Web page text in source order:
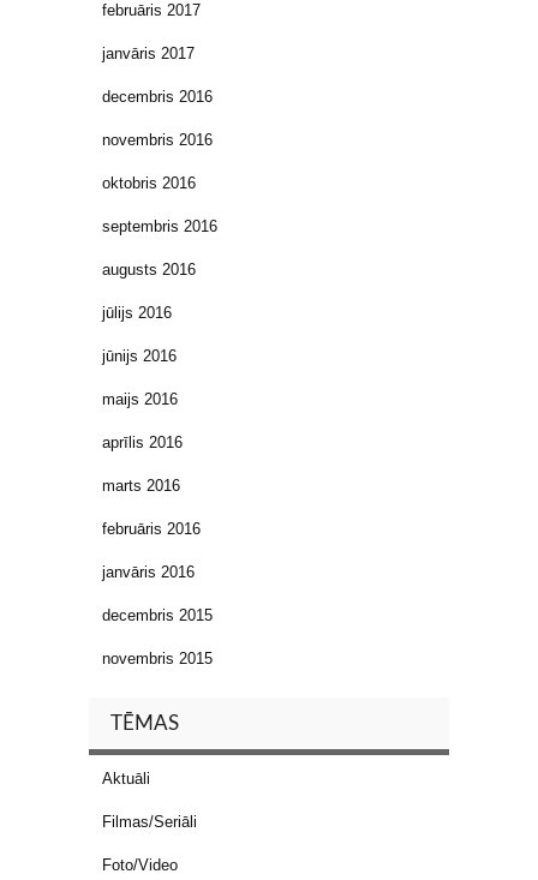
februāris 2017
janvāris 2017
decembris 2016
novembris 2016
oktobris 2016
septembris 2016
augusts 2016
jūlijs 2016
jūnijs 2016
maijs 2016
aprīlis 2016
marts 2016
februāris 2016
janvāris 2016
decembris 2015
novembris 2015
TĒMAS
Aktuāli
Filmas/Seriāli
Foto/Video